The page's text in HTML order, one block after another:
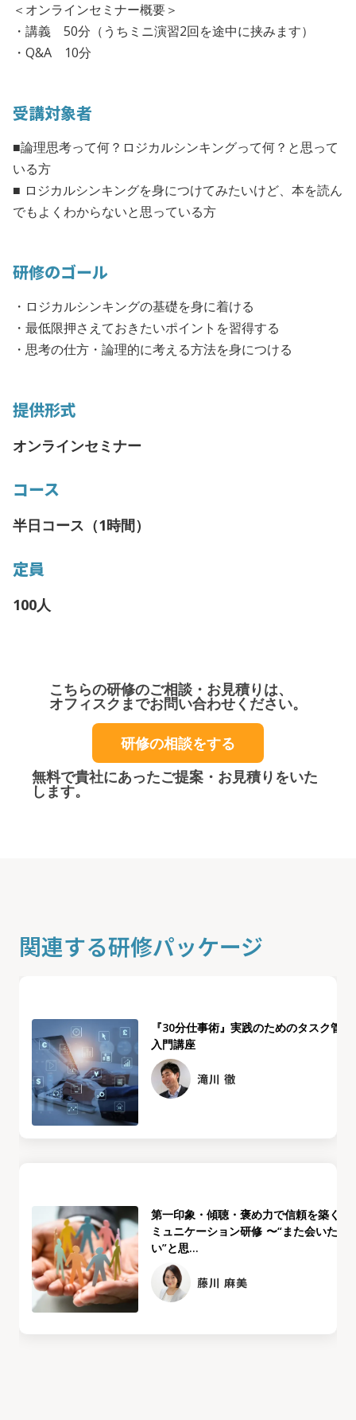
＜オンラインセミナー概要＞
・講義 50分（うちミニ演習2回を途中に挟みます）
・Q&A 10分
受講対象者
■論理思考って何？ロジカルシンキングって何？と思って
いる方
■ ロジカルシンキングを身につけてみたいけど、本を読ん
でもよくわからないと思っている方
研修のゴール
・ロジカルシンキングの基礎を身に着ける
・最低限押さえておきたいポイントを習得する
・思考の仕方・論理的に考える方法を身につける
提供形式
オンラインセミナー
コース
半日コース（1時間）
定員
100人
こちらの研修のご相談・お見積りは、
オフィスクまでお問い合わせください。
研修の相談をする
無料で貴社にあったご提案・お見積りをいた
します。
関連する研修パッケージ
『30分仕事術』実践のためのタスク管理
入門講座
滝川 徹
第一印象・傾聴・褒め力で信頼を築くコ
ミュニケーション研修 〜“また会いた
い”と思...
藤川 麻美